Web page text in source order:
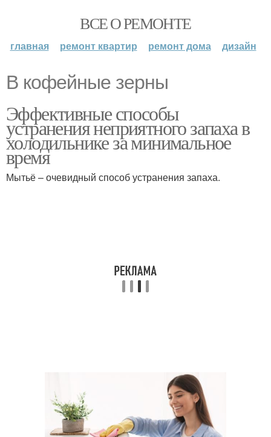
ВСЕ О РЕМОНТЕ
главная ремонт квартир ремонт дома дизайн
В кофейные зерны
Эффективные способы
устранения неприятного запаха в
холодильнике за минимальное
время
Мытьё – очевидный способ устранения запаха.